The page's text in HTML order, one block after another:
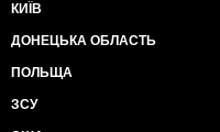
КИЇВ
ДОНЕЦЬКА ОБЛАСТЬ
ПОЛЬЩА
ЗСУ